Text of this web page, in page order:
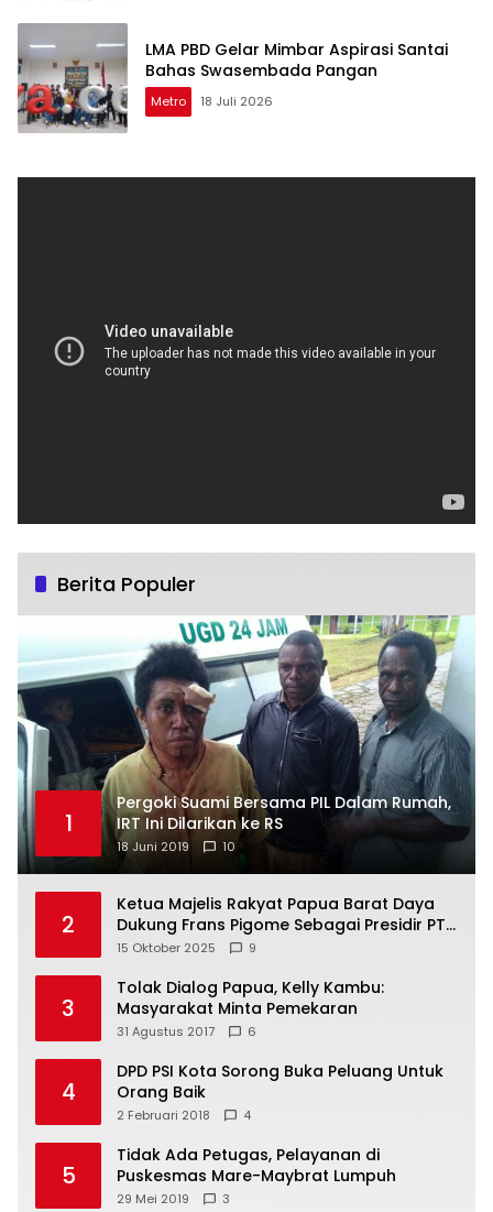
LMA PBD Gelar Mimbar Aspirasi Santai
Bahas Swasembada Pangan
Metro 18 Juli 2026
Berita Populer
1
Pergoki Suami Bersama PIL Dalam Rumah,
IRT Ini Dilarikan ke RS
18 Juni 2019 10
2
Ketua Majelis Rakyat Papua Barat Daya
Dukung Frans Pigome Sebagai Presidir PT
Freeport Indonesia
15 Oktober 2025 9
3
Tolak Dialog Papua, Kelly Kambu:
Masyarakat Minta Pemekaran
31 Agustus 2017 6
4
DPD PSI Kota Sorong Buka Peluang Untuk
Orang Baik
2 Februari 2018 4
5
Tidak Ada Petugas, Pelayanan di
Puskesmas Mare-Maybrat Lumpuh
29 Mei 2019 3